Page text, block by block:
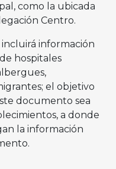
como la ubicada
Centro.
incluirá información
hospitales
el objetivo
documento sea
a donde
la información